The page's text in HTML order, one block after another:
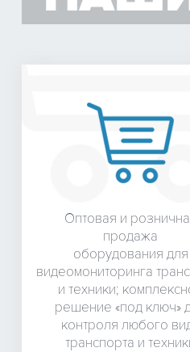
Оптовая и
продажа
оборудования для
видеомониторинга
и техники;
решение «под ключ»
контроля любого
транспорта и